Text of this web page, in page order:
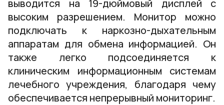
выводится на 19-дюймовый дисплей с
высоким разрешением. Монитор можно
подключать к наркозно-дыхательным
аппаратам для обмена информацией. Он
также легко подсоединяется к
клиническим информационным системам
лечебного учреждения, благодаря чему
обеспечивается непрерывный мониторинг.